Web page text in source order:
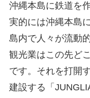
沖縄本島に鉄道を
実的には沖縄本島
島内で人々が流動
観光業はこの先ど
です。それを打開
建設する「